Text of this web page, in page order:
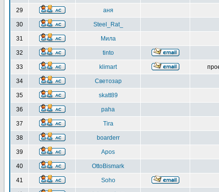
29 аня
30 Steel_Rat_
31 Мила
32 tinto
33 klimart
34 Светозар
35 skatt89
36 paha
37 Tira
38 boarderr
39 Apos
40 OttoBismark
41 Soho